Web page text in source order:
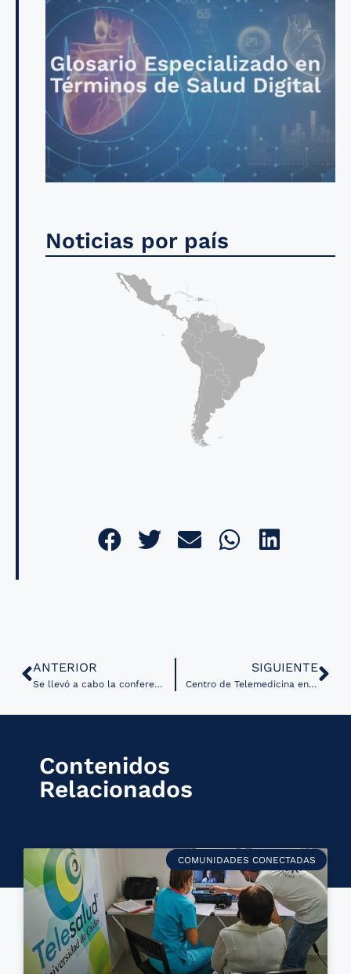
Noticias por país
ANTERIOR
Se llevó a cabo la conferencia Tendencias Tecnológicas en Salud Digital
SIGUIENTE
Centro de Telemedicina en Perú atiende más de 200 pacientes diarios a menos de dos meses de su inauguración
Contenidos
Relacionados
COMUNIDADES CONECTADAS